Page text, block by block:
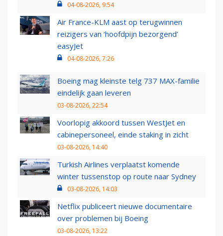
04-08-2026, 9:54
Air France-KLM aast op terugwinnen
reizigers van ‘hoofdpijn bezorgend’
easyJet
04-08-2026, 7:26
Boeing mag kleinste telg 737 MAX-familie
eindelijk gaan leveren
03-08-2026, 22:54
Voorlopig akkoord tussen WestJet en
cabinepersoneel, einde staking in zicht
03-08-2026, 14:40
Turkish Airlines verplaatst komende
winter tussenstop op route naar Sydney
03-08-2026, 14:03
Netflix publiceert nieuwe documentaire
over problemen bij Boeing
03-08-2026, 13:22